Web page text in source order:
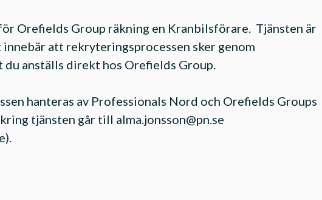
Orefields Group räkning en Kranbilsförare. Tjänsten är
att rekryteringsprocessen sker genom
anställs direkt hos Orefields Group.
hanteras av Professionals Nord och Orefields Groups
tjänsten går till alma.jonsson@pn.se
).